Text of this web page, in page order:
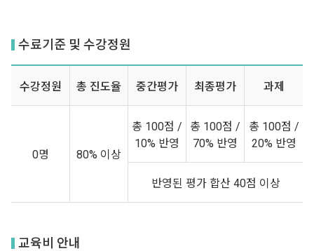
수료기준 및 수강정원
수강정원 총 진도율 중간평가 최종평가 과제
0명 80% 이상
총 100점 /
10% 반영
총 100점 /
70% 반영
총 100점 /
20% 반영
반영된 평가 합산 40점 이상
교육비 안내